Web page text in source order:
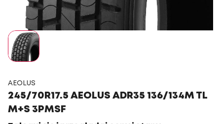
AEOLUS
245/70R17.5 AEOLUS ADR35 136/134M TL
M+S 3PMSF